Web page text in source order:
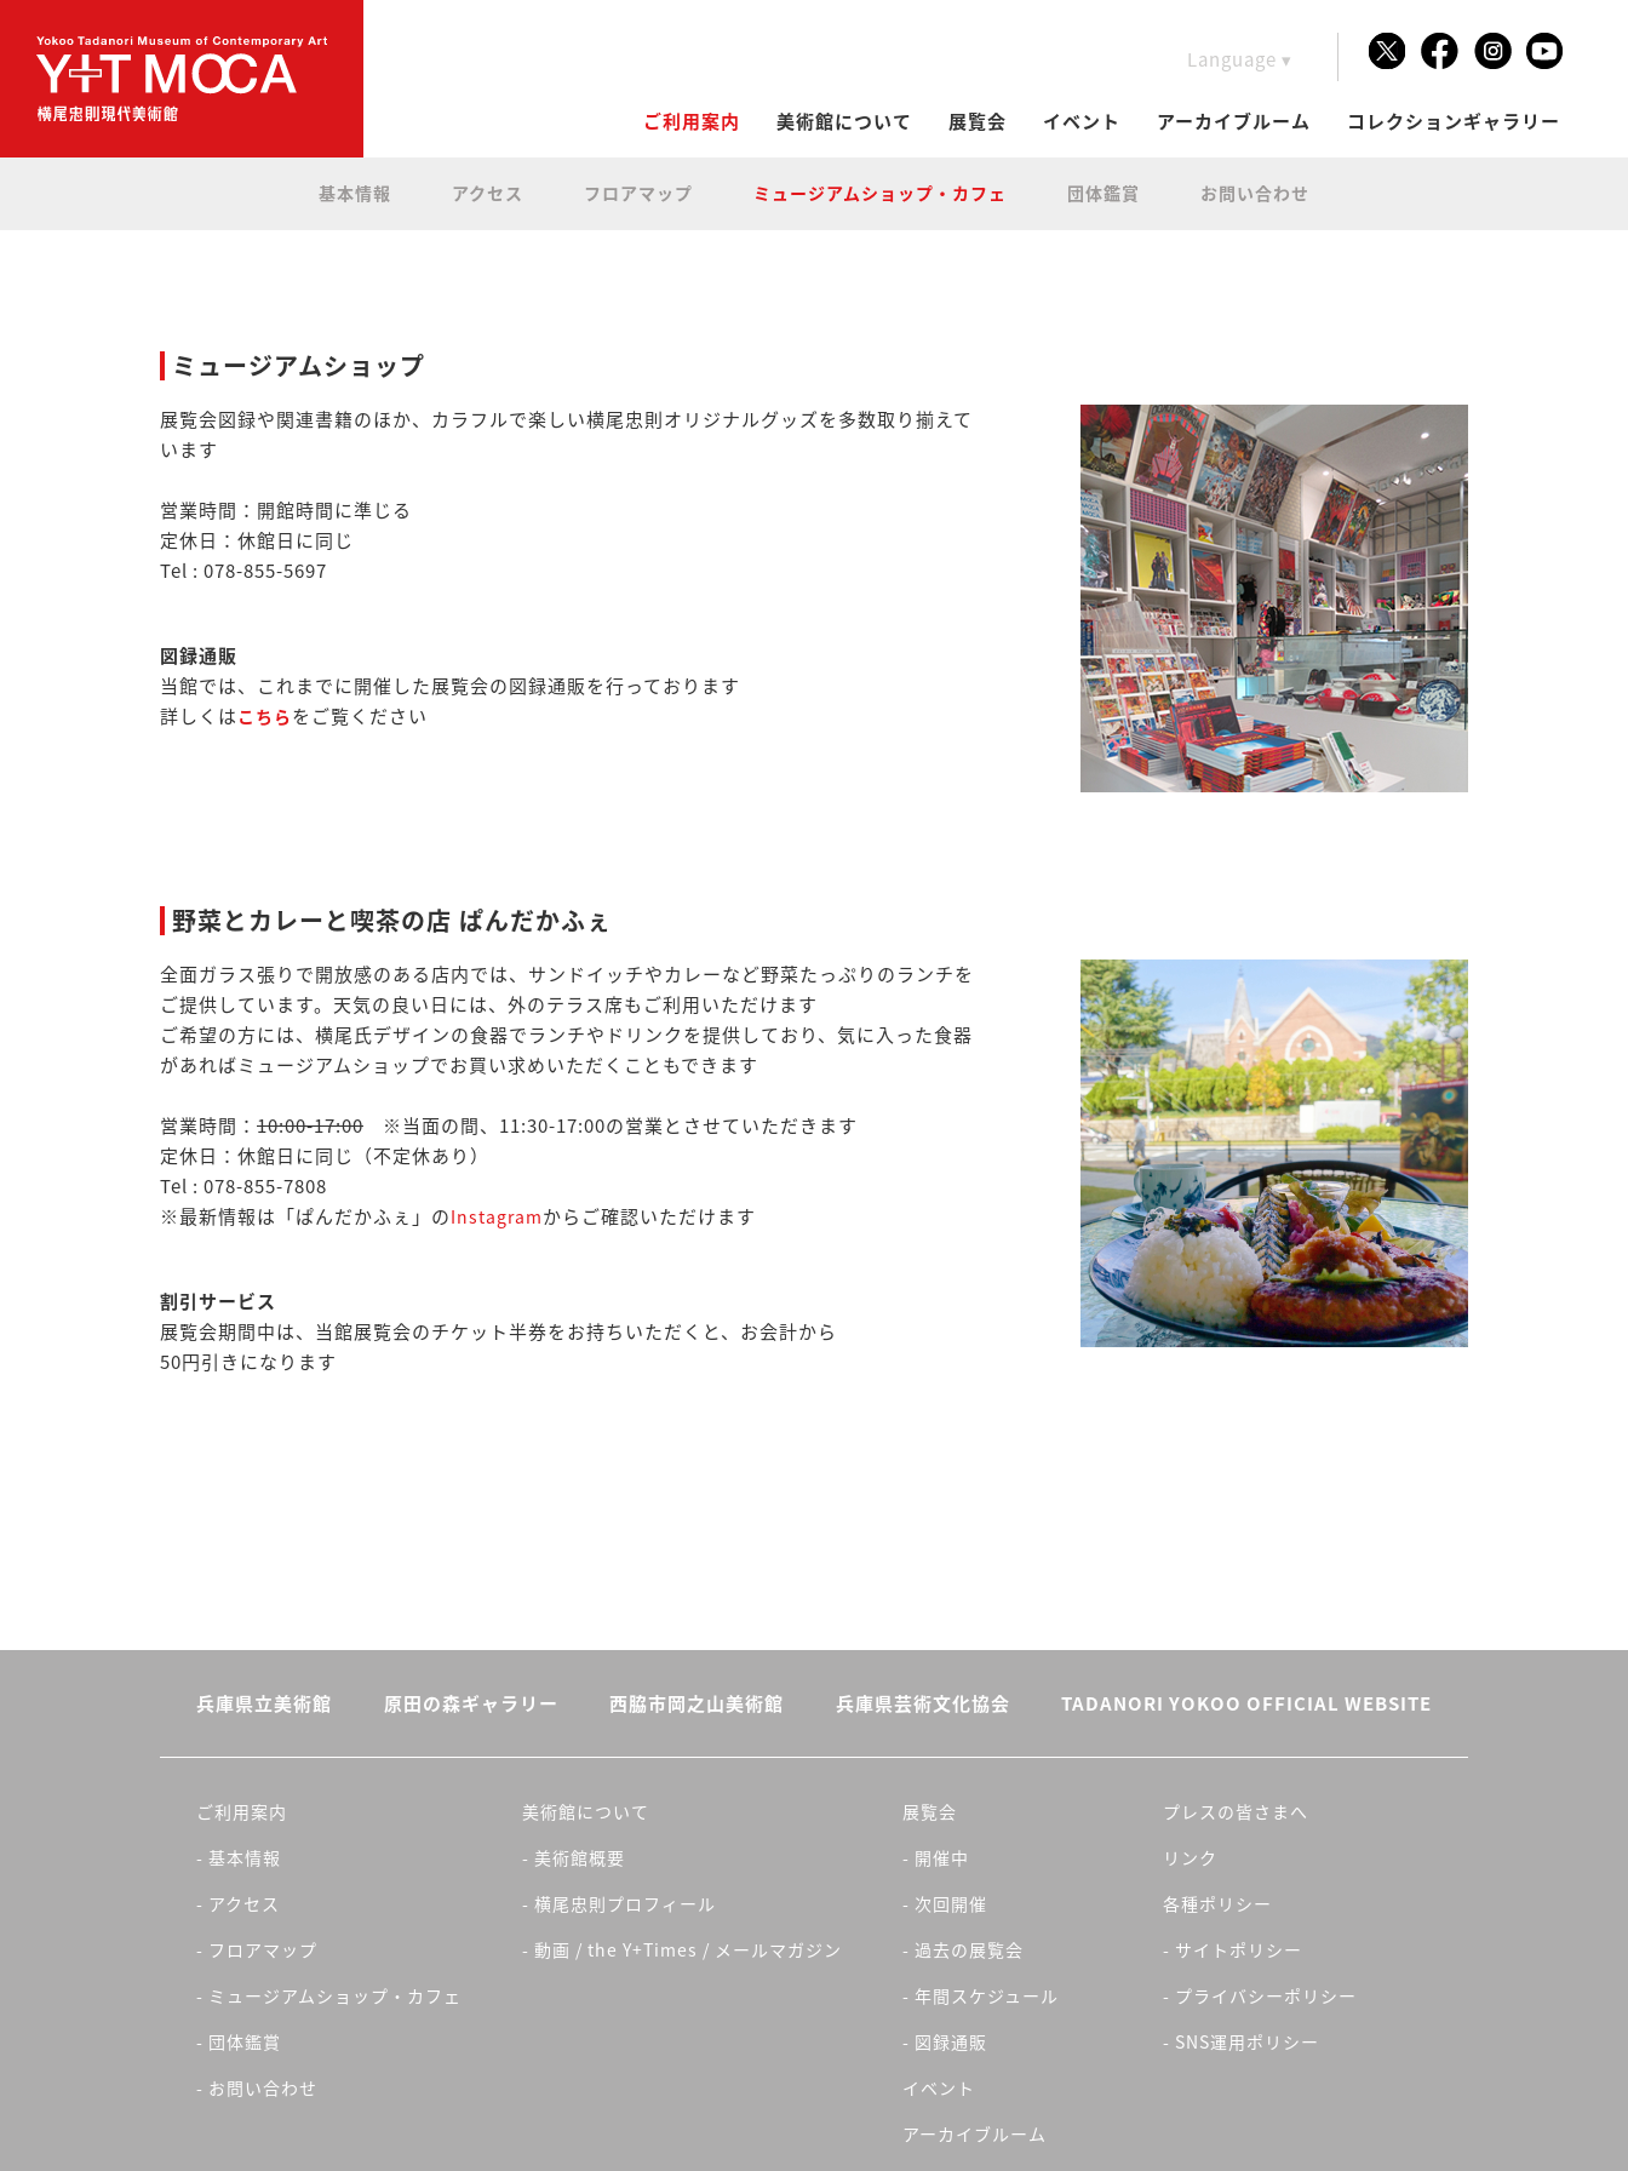
Language ▾
ご利用案内
美術館について 展覧会 イベント アーカイブルーム コレクションギャラリー
基本情報 アクセス フロアマップ ミュージアムショップ・カフェ 団体鑑賞 お問い合わせ
ミュージアムショップ
展覧会図録や関連書籍のほか、カラフルで楽しい横尾忠則オリジナルグッズを多数取り揃えて
います
営業時間：開館時間に準じる
定休日：休館日に同じ
Tel : 078-855-5697
図録通販
当館では、これまでに開催した展覧会の図録通販を行っております
詳しくは こちらをご覧ください
野菜とカレーと喫茶の店 ぱんだかふぇ
全面ガラス張りで開放感のある店内では、サンドイッチやカレーなど野菜たっぷりのランチを
ご提供しています。天気の良い日には、外のテラス席もご利用いただけます
ご希望の方には、横尾氏デザインの食器でランチやドリンクを提供しており、気に入った食器
があればミュージアムショップでお買い求めいただくこともできます
営業時間： 10:00-17:00 ※当面の間、11:30-17:00の営業とさせていただきます
定休日：休館日に同じ（不定休あり）
Tel : 078-855-7808
※最新情報は「ぱんだかふぇ」のInstagramからご確認いただけます
割引サービス
展覧会期間中は、当館展覧会のチケット半券をお持ちいただくと、お会計から
50円引きになります
兵庫県立美術館 原田の森ギャラリー 西脇市岡之山美術館 兵庫県芸術文化協会 TADANORI YOKOO OFFICIAL WEBSITE
ご利用案内
- 基本情報
- アクセス
- フロアマップ
- ミュージアムショップ・カフェ
- 団体鑑賞
- お問い合わせ
美術館について
- 美術館概要
- 横尾忠則プロフィール
- 動画 / the Y+Times / メールマガジン
展覧会
- 開催中
- 次回開催
- 過去の展覧会
- 年間スケジュール
- 図録通販
イベント
アーカイブルーム
プレスの皆さまへ
リンク
各種ポリシー
- サイトポリシー
- プライバシーポリシー
- SNS運用ポリシー